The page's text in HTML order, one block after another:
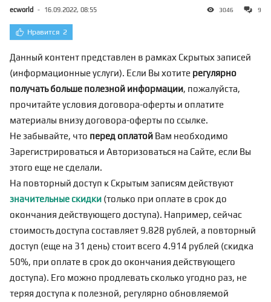
ecworld - 16.09.2022, 08:55 3046 9
Нравится 2
Данный контент представлен в рамках Скрытых записей
(информационные услуги). Если Вы хотите регулярно
получать больше полезной информации, пожалуйста,
прочитайте условия договора-оферты и оплатите
материалы внизу договора-оферты по ссылке.
Не забывайте, что перед оплатой Вам необходимо
Зарегистрироваться и Авторизоваться на Сайте, если Вы
этого еще не сделали.
На повторный доступ к Скрытым записям действуют
значительные скидки (только при оплате в срок до
окончания действующего доступа). Например, сейчас
стоимость доступа составляет 9.828 рублей, а повторный
доступ (еще на 31 день) стоит всего 4.914 рублей (скидка
50%, при оплате в срок до окончания действующего
доступа). Его можно продлевать сколько угодно раз, не
теряя доступа к полезной, регулярно обновляемой